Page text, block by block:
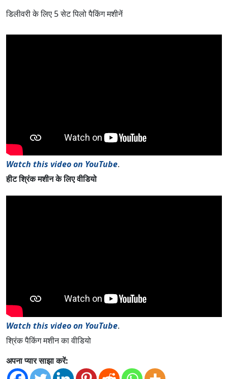
डिलीवरी के लिए 5 सेट पिलो पैकिंग मशीनें
Watch this video on YouTube.
हीट श्रिंक मशीन के लिए वीडियो
Watch this video on YouTube.
श्रिंक पैकिंग मशीन का वीडियो
अपना प्यार साझा करें: